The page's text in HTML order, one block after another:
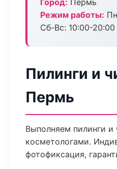
Город: Пермь
Режим работы:
Сб-Вс: 10:00-20:00
Пилинги и
Пермь
Выполняем пилинги
косметологами.
фотофиксация,